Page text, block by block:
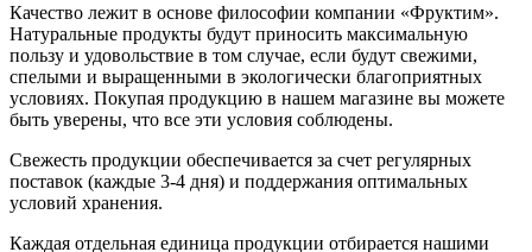
Качество лежит в основе философии компании «Фруктим».
Натуральные продукты будут приносить максимальную
пользу и удовольствие в том случае, если будут свежими,
cпелыми и выращенными в экологически благоприятных
условиях. Покупая продукцию в нашем магазине вы можете
быть уверены, что все эти условия соблюдены.
Свежесть продукции обеспечивается за счет регулярных
поставок (каждые 3-4 дня) и поддержания оптимальных
условий хранения.
Каждая отдельная единица продукции отбирается нашими